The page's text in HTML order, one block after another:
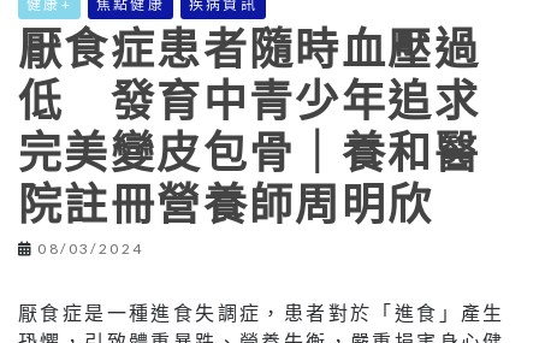
健康+ 焦點健康 疾病資訊
厭食症患者隨時血壓過
低 發育中青少年追求
完美變皮包骨｜養和醫
院註冊營養師周明欣
08/03/2024
厭食症是一種進食失調症，患者對於「進食」產生